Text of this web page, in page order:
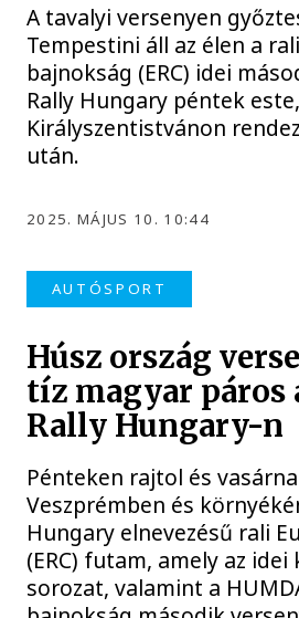
A tavalyi versenyen
Tempestini áll az élen a
bajnokság (ERC) idei
Rally Hungary péntek este,
Királyszentistvánon
után.
2025. MÁJUS 10. 10:44
AUTÓSPORT
Húsz ország
tíz magyar páros
Rally Hungary-n
Pénteken rajtol és
Veszprémben és
Hungary elnevezésű rali
(ERC) futam, amely az
sorozat, valamint a